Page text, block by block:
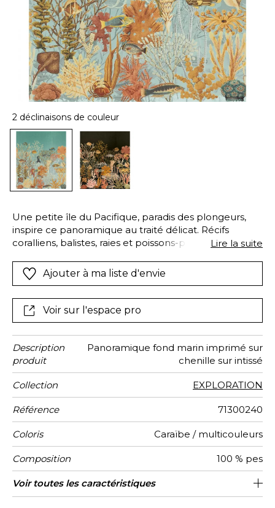
2 déclinaisons de couleur
Une petite île du Pacifique, paradis des plongeurs,
inspire ce panoramique au traité délicat. Récifs
coralliens, balistes, raies et poissons-papillons
Cette vie sous-marine s’illustre par une richesse
graphique et chromatique. Le dessin est imprimé sur
aspect irisé révèle toute la profondeur des dégradés
de couleurs. Moorea est proposé en 2 coloris.
Lire la suite
Ajouter à ma liste d'envie
Voir sur l'espace pro
Description
produit
Panoramique fond marin imprimé sur
chenille sur intissé
Collection EXPLORATION
Référence 71300240
Coloris Caraïbe / multicouleurs
Composition 100 % pes
Largeur d'un
Lé
130 cm / 51 inches
Largeur
Totale
260 cm
Nombre de
lés
2
Poids g/m² 420
Entretien Epongeable
Pose colle Encollage du mur
Dépose Arrachage à sec
Norme COV A+
ASTME84 Class A
Norme
euroclass
B s1 d0
Pays
d'origine
Belgique
Voir toutes les caractéristiques